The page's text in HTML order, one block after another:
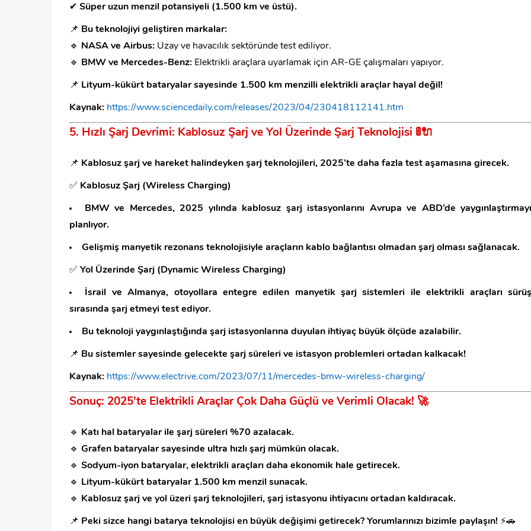
✔ Süper uzun menzil potansiyeli (1.500 km ve üstü).
📌 Bu teknolojiyi geliştiren markalar:
🔹 NASA ve Airbus: Uzay ve havacılık sektöründe test ediliyor.
🔹 BMW ve Mercedes-Benz: Elektrikli araçlara uyarlamak için AR-GE çalışmaları yapıyor.
📌 Lityum-kükürt bataryalar sayesinde 1.500 km menzilli elektrikli araçlar hayal değil!
Kaynak: https://www.sciencedaily.com/releases/2023/04/230418112141.htm
5. Hızlı Şarj Devrimi: Kablosuz Şarj ve Yol Üzerinde Şarj Teknolojisi 🚦🔌
📌 Kablosuz şarj ve hareket halindeyken şarj teknolojileri, 2025’te daha fazla test aşamasına girecek.
✅ Kablosuz Şarj (Wireless Charging)
BMW ve Mercedes, 2025 yılında kablosuz şarj istasyonlarını Avrupa ve ABD’de yaygınlaştırmayı
planlıyor.
Gelişmiş manyetik rezonans teknolojisiyle araçların kablo bağlantısı olmadan şarj olması sağlanacak.
✅ Yol Üzerinde Şarj (Dynamic Wireless Charging)
İsrail ve Almanya, otoyollara entegre edilen manyetik şarj sistemleri ile elektrikli araçları
sırasında şarj etmeyi test ediyor.
Bu teknoloji yaygınlaştığında şarj istasyonlarına duyulan ihtiyaç büyük ölçüde azalabilir.
📌 Bu sistemler sayesinde gelecekte şarj süreleri ve istasyon problemleri ortadan kalkacak!
Kaynak: https://www.electrive.com/2023/07/11/mercedes-bmw-wireless-charging/
Sonuç: 2025’te Elektrikli Araçlar Çok Daha Güçlü ve Verimli Olacak! 🚀
🔹 Katı hal bataryalar ile şarj süreleri %70 azalacak.
🔹 Grafen bataryalar sayesinde ultra hızlı şarj mümkün olacak.
🔹 Sodyum-iyon bataryalar, elektrikli araçları daha ekonomik hale getirecek.
🔹 Lityum-kükürt bataryalar 1.500 km menzil sunacak.
🔹 Kablosuz şarj ve yol üzeri şarj teknolojileri, şarj istasyonu ihtiyacını ortadan kaldıracak.
📌 Peki sizce hangi batarya teknolojisi en büyük değişimi getirecek? Yorumlarınızı bizimle paylaşın! ⚡🚗